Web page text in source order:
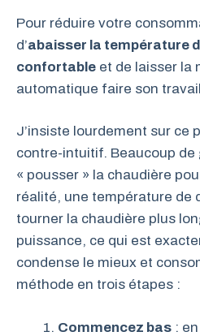
Pour réduire votre
d’abaisser la température
confortable et de laisser la
automatique faire son
J’insiste lourdement sur ce
contre-intuitif. Beaucoup de
« pousser » la chaudière
réalité, une température de
tourner la chaudière plus
puissance, ce qui est
condense le mieux et
méthode en trois étapes :
Commencez bas :